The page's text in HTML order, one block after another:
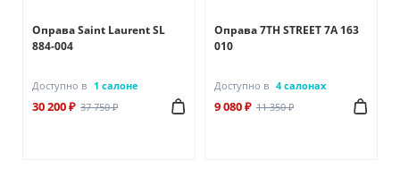
Оправа Saint Laurent SL
884-004
Доступно в 1 салоне
30 200 ₽ 37 750 ₽
Оправа 7TH STREET 7A 163
010
Доступно в 4 салонах
9 080 ₽ 11 350 ₽